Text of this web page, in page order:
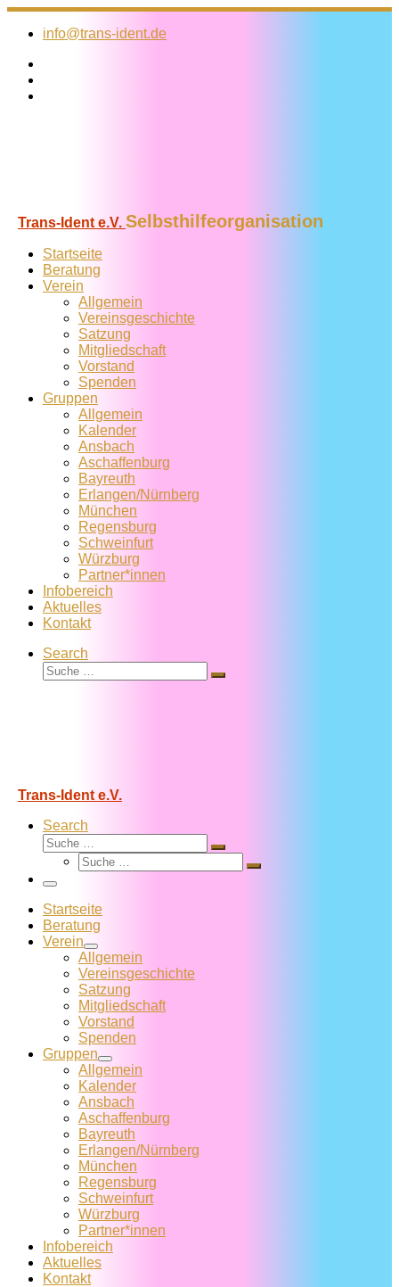
Zum
Inhalt
info@trans-ident.de
Trans-Ident e.V. Selbsthilfeorganisation
Startseite
Beratung
Verein
Allgemein
Vereins­geschichte
Satzung
Mitglied­schaft
Vorstand
Spenden
Gruppen
Allgemein
Kalender
Ansbach
Aschaffenburg
Bayreuth
Erlangen/Nürnberg
München
Regensburg
Schweinfurt
Würzburg
Partner*innen
Infobereich
Aktuelles
Kontakt
Search
Suche
Suche
Trans-Ident e.V.
Search
Suche
Suche
Suche
Suche
Menü
Startseite
Beratung
Verein
Allgemein
Vereins­geschichte
Satzung
Mitglied­schaft
Vorstand
Spenden
Gruppen
Allgemein
Kalender
Ansbach
Aschaffenburg
Bayreuth
Erlangen/Nürnberg
München
Regensburg
Schweinfurt
Würzburg
Partner*innen
Infobereich
Aktuelles
Kontakt